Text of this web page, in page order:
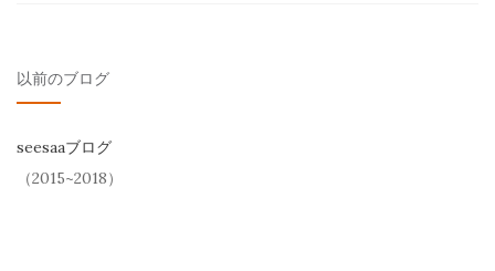
以前のブログ
seesaaブログ
（2015~2018）